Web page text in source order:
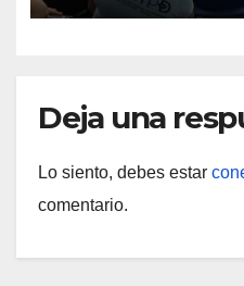
Deja una
Lo siento, debes estar
comentario.